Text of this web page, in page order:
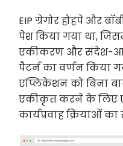
EIP ग्रेगोर होहपे और
पेश किया गया था,
एकीकरण और संदेश-
पैटर्न का वर्णन किया
एप्लिकेशन को बिना
एकीकृत करने के लिए
कार्यप्रवाह क्रियाओं